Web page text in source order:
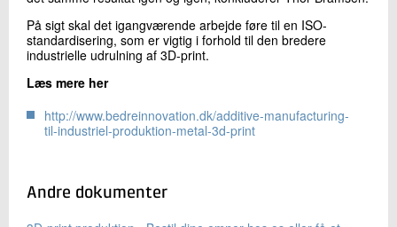
På sigt skal det igangværende arbejde føre til en ISO-
standardisering, som er vigtig i forhold til den bredere
industrielle udrulning af 3D-print.
Læs mere her
http://www.bedreinnovation.dk/additive-manufacturing-
til-industriel-produktion-metal-3d-print
Andre dokumenter